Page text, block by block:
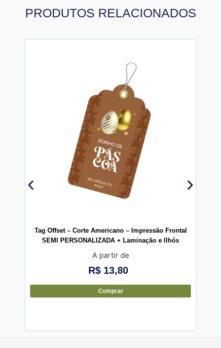
PRODUTOS RELACIONADOS
Tag Offset – Corte Americano – Impressão Frontal
SEMI PERSONALIZADA + Laminação e Ilhós
A partir de
R$13,80
Comprar